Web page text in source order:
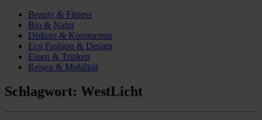
Beauty & Fitness
Bio & Natur
Diskurs & Kommentar
Eco Fashion & Design
Essen & Trinken
Reisen & Mobilität
Schlagwort: WestLicht